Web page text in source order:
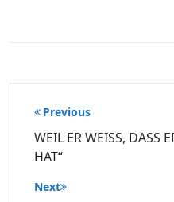
Beitragsnavigation
Previous
WEIL ER WEISS, DASS
HAT“
Next